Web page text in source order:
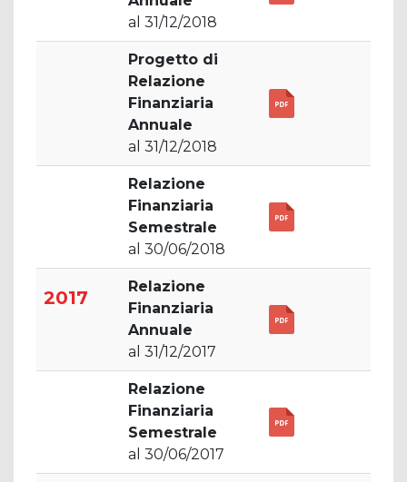
al 31/12/2018
Progetto di
Relazione
Finanziaria
Annuale
al 31/12/2018
Relazione
Finanziaria
Semestrale
al 30/06/2018
2017
Relazione
Finanziaria
Annuale
al 31/12/2017
Relazione
Finanziaria
Semestrale
al 30/06/2017